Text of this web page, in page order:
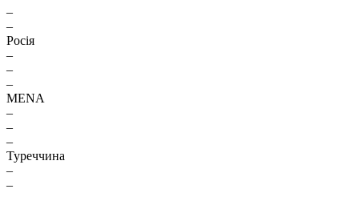
–
–
Росія
–
–
–
MENA
–
–
–
Туреччина
–
–